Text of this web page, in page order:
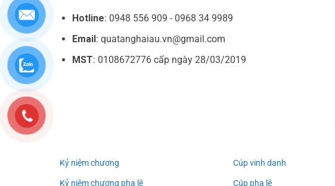
Hotline: 0948 556 909 - 0968 34 9989
Email: quatanghaiau.vn@gmail.com
MST: 0108672776 cấp ngày 28/03/2019
Kỷ niệm chương
Kỷ niệm chương pha lê
Cúp vinh danh
Cúp pha lê